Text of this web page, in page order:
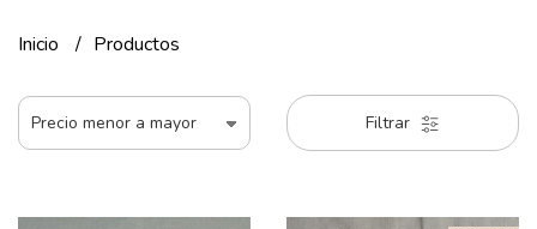
Inicio Productos
Filtrar